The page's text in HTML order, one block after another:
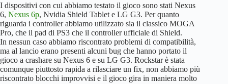
I dispositivi con cui abbiamo testato il gioco sono stati Nexus
6, Nexus 6p, Nvidia Shield Tablet e LG G3. Per quanto
riguarda i controller abbiamo utilizzato sia il classico MOGA
Pro, che il pad di PS3 che il controller ufficiale di Shield.
In nessun caso abbiamo riscontrato problemi di compatibilità,
ma al lancio erano presenti alcuni bug che hanno portato il
gioco a crashare su Nexus 6 e su LG G3. Rockstar è stata
comunque piuttosto rapida a rilasciare un fix, non abbiamo più
riscontrato blocchi improvvisi e il gioco gira in maniera molto